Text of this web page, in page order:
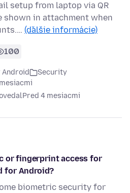
setup from laptop via QR
shown in attachment when
(ďalšie informácie)
100
Security
Pred 4 mesiacmi
or fingerprint access for
for Android?
biometric security for